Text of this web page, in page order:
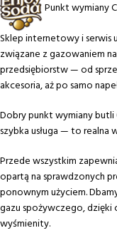
Punkt wymiany
Sklep internetowy i serwis
związane z gazowaniem
przedsiębiorstw — od
akcesoria, aż po samo
Dobry punkt wymiany
szybka usługa — to realna
Przede wszystkim
opartą na sprawdzonych
ponownym użyciem.
gazu spożywczego,
wyśmienity.